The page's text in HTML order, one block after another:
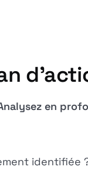
en
identifiée